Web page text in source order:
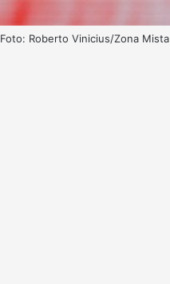
Foto: Roberto Vinicius/Zona Mista